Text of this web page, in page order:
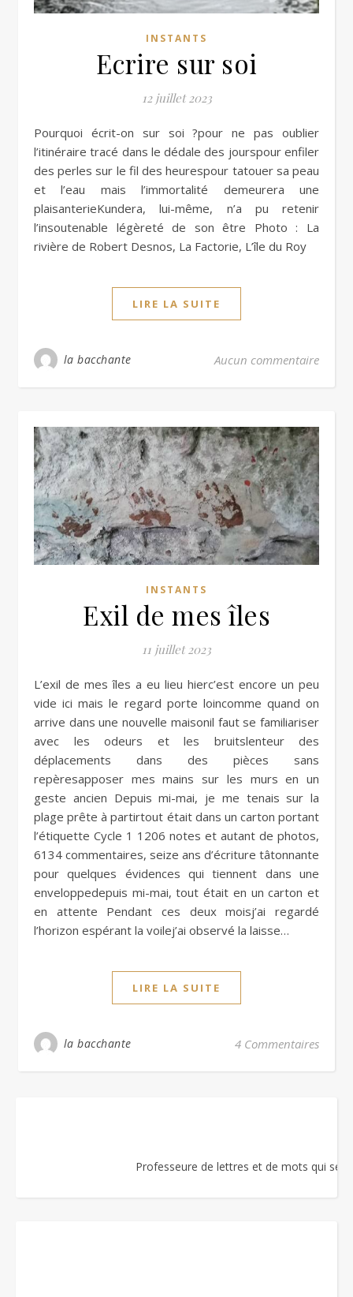
INSTANTS
Ecrire sur soi
12 juillet 2023
Pourquoi écrit-on sur soi ?pour ne pas oublier
l’itinéraire tracé dans le dédale des jourspour enfiler
des perles sur le fil des heurespour tatouer sa peau
et l’eau mais l’immortalité demeurera une
plaisanterieKundera, lui-même, n’a pu retenir
l’insoutenable légèreté de son être Photo : La
rivière de Robert Desnos, La Factorie, L’île du Roy
LIRE LA SUITE
la bacchante Aucun commentaire
INSTANTS
Exil de mes îles
11 juillet 2023
L’exil de mes îles a eu lieu hierc’est encore un peu
vide ici mais le regard porte loincomme quand on
arrive dans une nouvelle maisonil faut se familiariser
avec les odeurs et les bruitslenteur des
déplacements dans des pièces sans
repèresapposer mes mains sur les murs en un
geste ancien Depuis mi-mai, je me tenais sur la
plage prête à partirtout était dans un carton portant
l’étiquette Cycle 1 1206 notes et autant de photos,
6134 commentaires, seize ans d’écriture tâtonnante
pour quelques évidences qui tiennent dans une
enveloppedepuis mi-mai, tout était en un carton et
en attente Pendant ces deux moisj’ai regardé
l’horizon espérant la voilej’ai observé la laisse…
LIRE LA SUITE
la bacchante 4 Commentaires
Professeure de lettres et de mots qui se